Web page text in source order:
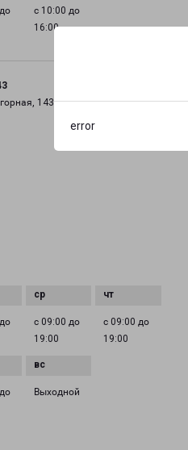
error
с 10:00 до
16:00
143
с 09:00 до
19:00
с 09:00 до
19:00
Выходной